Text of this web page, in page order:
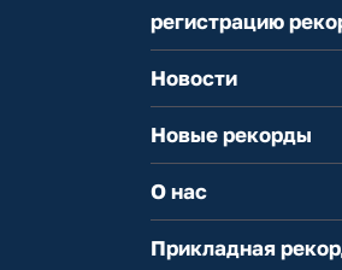
регистрацию
Новости
Новые рекорды
О нас
Прикладная